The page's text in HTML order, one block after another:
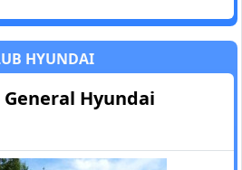
HYUNDAI
General Hyundai